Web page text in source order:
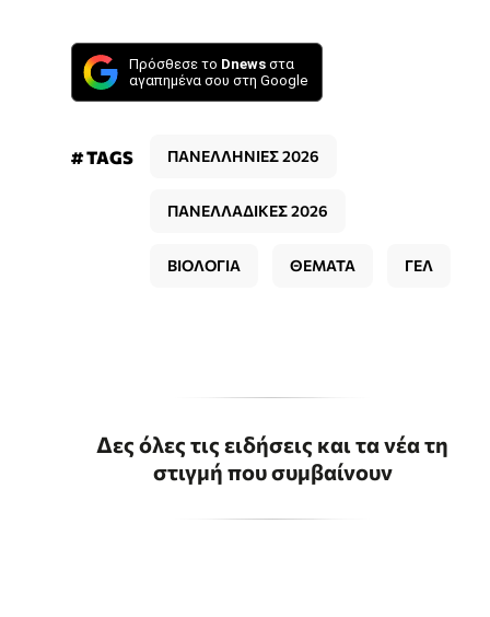
Πρόσθεσε το Dnews στα
αγαπημένα σου στη Google
# TAGS ΠΑΝΕΛΛΗΝΙΕΣ 2026
ΠΑΝΕΛΛΑΔΙΚΕΣ 2026
ΒΙΟΛΟΓΙΑ ΘΕΜΑΤΑ ΓΕΛ
Δες όλες τις ειδήσεις και τα νέα τη
στιγμή που συμβαίνουν